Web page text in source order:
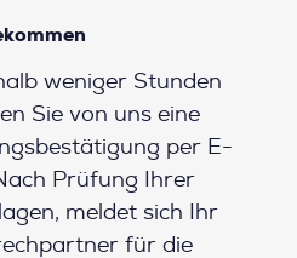
weniger Stunden
Sie von uns eine
per E-
Prüfung Ihrer
meldet sich Ihr
für die